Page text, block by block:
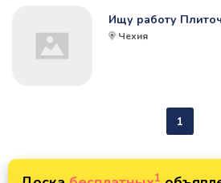
Ищу работу
Чехия
1
1